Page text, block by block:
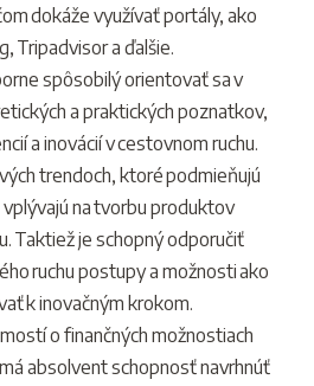
dokáže využívať portály, ako
Tripadvisor a ďalšie.
spôsobilý orientovať sa v
a praktických poznatkov,
a inovácií v cestovnom ruchu.
trendoch, ktoré podmieňujú
na tvorbu produktov
Taktiež je schopný odporučiť
ruchu postupy a možnosti ako
k inovačným krokom.
o finančných možnostiach
absolvent schopnosť navrhnúť